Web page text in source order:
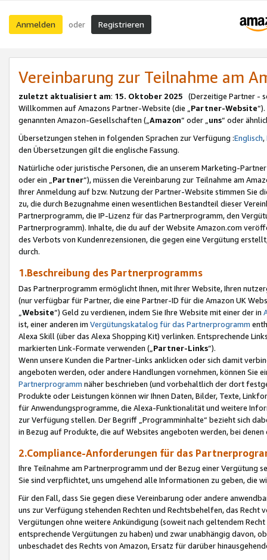
Anmelden oder Registrieren
Vereinbarung zur Teilnahme am
zuletzt aktualisiert am: 15. Oktober 2025 (Derzeitige Partner -
Willkommen auf Amazons Partner-Website (die „Partner-Website
genannten Amazon-Gesellschaften („Amazon“ oder „uns“ oder
Übersetzungen stehen in folgenden Sprachen zur Verfügung :Englisch,
den Übersetzungen gilt die englische Fassung.
Natürliche oder juristische Personen, die an unserem Marketing-
oder ein „Partner“), müssen die Vereinbarung zur Teilnahme am
Ihrer Anmeldung auf bzw. Nutzung der Partner-Website stimmen Sie
zu, die durch Bezugnahme einen wesentlichen Bestandteil dieser
Partnerprogramm, die IP-Lizenz für das Partnerprogramm, den
Partnerprogramm). Inhalte, die du auf der Website Amazon.com
des Verbots von Kundenrezensionen, die gegen eine Vergütung
durch.
1.Beschreibung des Partnerprogramms
Das Partnerprogramm ermöglicht Ihnen, mit Ihrer Website, Ihren
(nur verfügbar für Partner, die eine Partner-ID für die Amazon UK
Website“) Geld zu verdienen, indem Sie Ihre Website mit einer der in
ist, einer anderen im Vergütungskatalog für das Partnerprogramm
Alexa Skill (über das Alexa Shopping Kit) verlinken. Entsprechende
markierten Link-Formate verwenden („ Partner-Links“).
Wenn unsere Kunden die Partner-Links anklicken oder sich damit
angeboten werden, oder andere Handlungen vornehmen, können Sie
Partnerprogramm näher beschrieben (und vorbehaltlich der dort
Produkte oder Leistungen können wir Ihnen Daten, Bilder, Texte,
für Anwendungsprogramme, die Alexa-Funktionalität und weitere
zur Verfügung stellen. Der Begriff „Programminhalte“ bezieht sich
in Bezug auf Produkte, die auf Websites angeboten werden, bei
2.Compliance-Anforderungen für das
Ihre Teilnahme am Partnerprogramm und der Bezug einer Vergütung
Sie sind verpflichtet, uns umgehend alle Informationen zu geben, die
Für den Fall, dass Sie gegen diese Vereinbarung oder andere
uns zur Verfügung stehenden Rechten und Rechtsbehelfen, das
Vergütungen ohne weitere Ankündigung (soweit nach geltendem
entsprechende Vergütungen zu haben) und zwar unabhängig davon,
unbeschadet des Rechts von Amazon, Ersatz für darüber